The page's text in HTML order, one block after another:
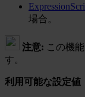
場合。
注意: この機
す。
利用可能な設定値